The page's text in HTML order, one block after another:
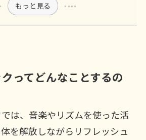
もっと見る
ってどんなことするの
は、音楽やリズムを使った活
を解放しながらリフレッシュ